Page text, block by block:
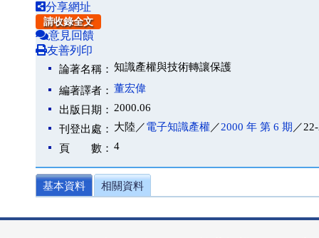
分享網址
請收錄全文
意見回饋
友善列印
論著名稱： 知識產權與技術轉讓保護
編著譯者： 董宏偉
出版日期： 2000.06
刊登出處： 大陸／電子知識產權／2000 年 第 6 期 ／
頁 數： 4
基本資料 相關資料